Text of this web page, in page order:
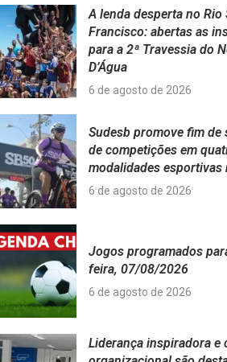
A lenda desperta no Rio
Francisco: abertas as
para a 2ª Travessia do
D’Água
6 de agosto de 2026
Sudesb promove fim de
de competições em
modalidades esportivas
6 de agosto de 2026
Jogos programados
feira, 07/08/2026
6 de agosto de 2026
Liderança inspiradora e